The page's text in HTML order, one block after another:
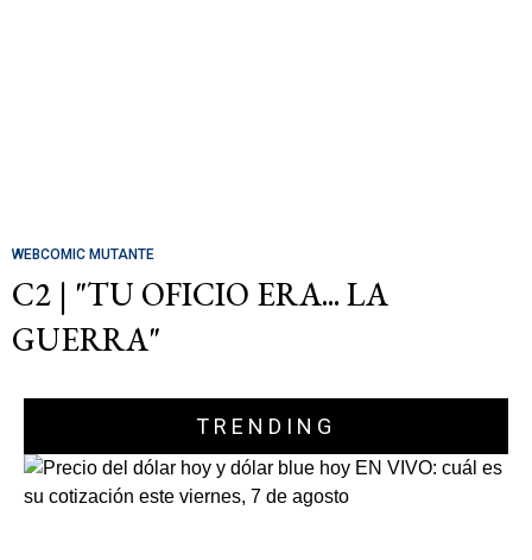
WEBCOMIC MUTANTE
C2 | "TU OFICIO ERA... LA
GUERRA"
TRENDING